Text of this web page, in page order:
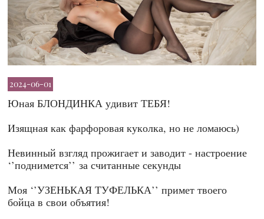
2024-06-01
Юная БЛОНДИНКА удивит ТЕБЯ!
Изящная как фарфоровая куколка, но не ломаюсь)
Невинный взгляд прожигает и заводит - настроение
‘’поднимется’’ за считанные секунды
Моя ‘’УЗЕНЬКАЯ ТУФЕЛЬКА’’ примет твоего
бойца в свои объятия!